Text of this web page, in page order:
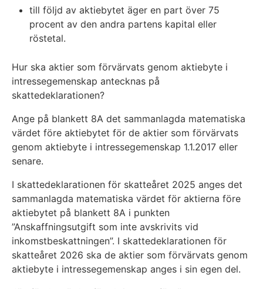
till följd av aktiebytet äger en part över 75
procent av den andra partens kapital eller
röstetal.
Hur ska aktier som förvärvats genom aktiebyte i
intressegemenskap antecknas på
skattedeklarationen?
Ange på blankett 8A det sammanlagda matematiska
värdet före aktiebytet för de aktier som förvärvats
genom aktiebyte i intressegemenskap 1.1.2017 eller
senare.
I skattedeklarationen för skatteåret 2025 anges det
sammanlagda matematiska värdet för aktierna före
aktiebytet på blankett 8A i punkten
”Anskaffningsutgift som inte avskrivits vid
inkomstbeskattningen”. I skattedeklarationen för
skatteåret 2026 ska de aktier som förvärvats genom
aktiebyte i intressegemenskap anges i sin egen del.